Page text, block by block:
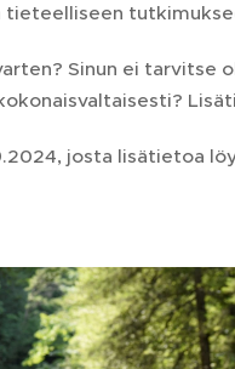
tieteelliseen
Sinun ei
josta lisätietoa